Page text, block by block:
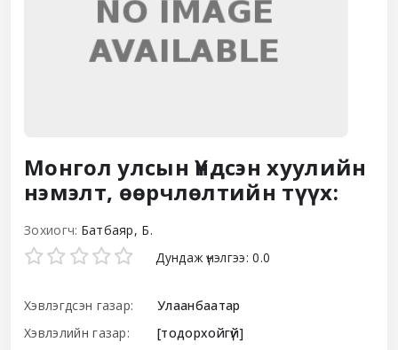
Монгол улсын Үндсэн хуулийн
нэмэлт, өөрчлөлтийн түүх:
Зохиогч: Батбаяр, Б.
Star ratings Дундаж үнэлгээ: 0.0
Хэвлэгдсэн газар:
Улаанбаатар
Хэвлэлийн газар:
[тодорхойгүй]